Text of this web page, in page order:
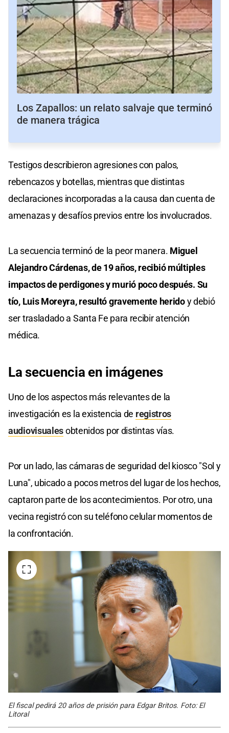
Los Zapallos: un relato salvaje que terminó
de manera trágica
Testigos describieron agresiones con palos,
rebencazos y botellas, mientras que distintas
declaraciones incorporadas a la causa dan cuenta de
amenazas y desafíos previos entre los involucrados.
La secuencia terminó de la peor manera. Miguel
Alejandro Cárdenas, de 19 años, recibió múltiples
impactos de perdigones y murió poco después. Su
tío, Luis Moreyra, resultó gravemente heridoy debió
ser trasladado a Santa Fe para recibir atención
médica.
La secuencia en imágenes
Uno de los aspectos más relevantes de la
investigación es la existencia de registros
audiovisualesobtenidos por distintas vías.
Por un lado, las cámaras de seguridad del kiosco "Sol y
Luna", ubicado a pocos metros del lugar de los hechos,
captaron parte de los acontecimientos. Por otro, una
vecina registró con su teléfono celular momentos de
la confrontación.
El fiscal pedirá 20 años de prisión para Edgar Britos. Foto: El
Litoral